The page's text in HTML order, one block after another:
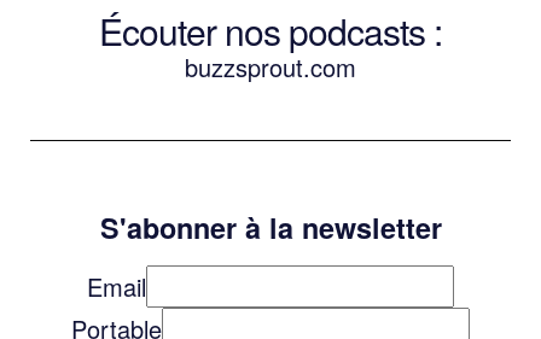
Écouter nos podcasts :
buzzsprout.com
S'abonner à la newsletter
Email
Portable